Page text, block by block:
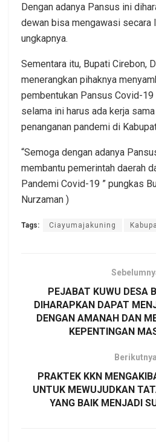
Dengan adanya Pansus ini
dewan bisa mengawasi secara
ungkapnya.
Sementara itu, Bupati Cirebon,
menerangkan pihaknya
pembentukan Pansus Covid-19
selama ini harus ada kerja
penanganan pandemi di
“Semoga dengan adanya
membantu pemerintah daerah
Pandemi Covid-19 ” pungkas
Nurzaman )
Tags: Ciayumajakuning
PEJABAT KUWU DESA
DIHARAPKAN DAPAT
DENGAN AMANAH DAN
KEPENTINGAN
Berikutnya
PRAKTEK KKN
UNTUK MEWUJUDKAN
YANG BAIK MENJADI